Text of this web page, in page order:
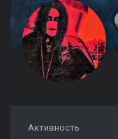
Активность